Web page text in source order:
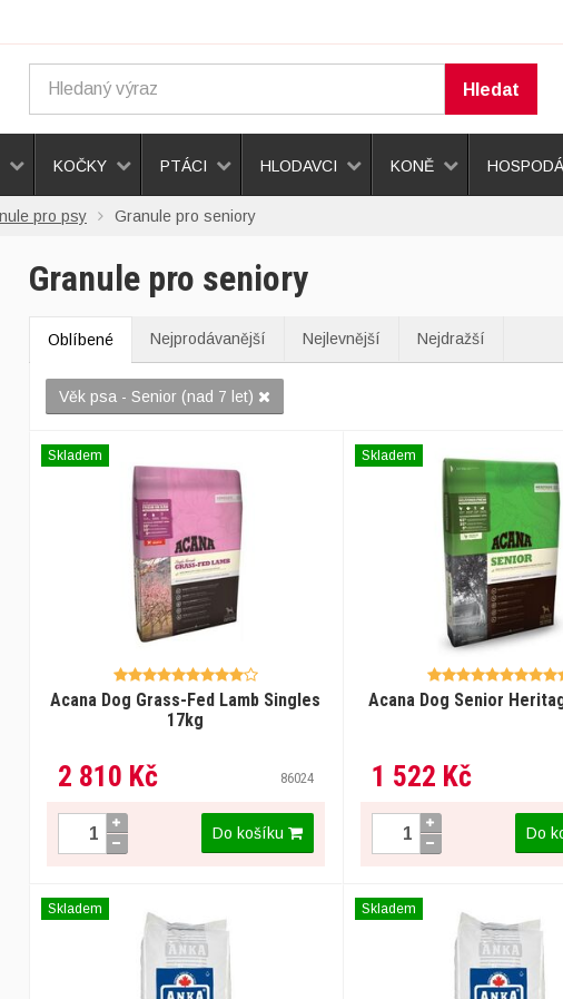
Hledat
pro psy Granule pro seniory
Granule pro seniory
Oblíbené Nejprodávanější Nejlevnější Nejdražší
Věk psa - Senior (nad 7 let)
Acana Dog Grass-Fed Lamb Singles
17kg
2 810 Kč 86024
Skladem
Do košíku
Acana Dog Senior
1 522 Kč
Skladem
Do
Skladem Skladem
KOČKY PTÁCI HLODAVCI KONĚ